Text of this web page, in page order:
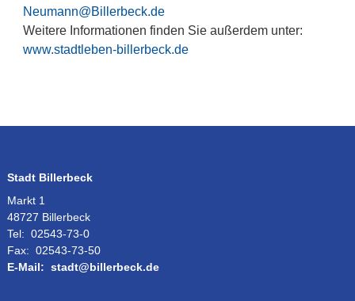
Neumann@Billerbeck.de
Weitere Informationen finden Sie außerdem unter:
www.stadtleben-billerbeck.de
Stadt Billerbeck
Markt 1
48727 Billerbeck
Tel: 02543-73-0
Fax: 02543-73-50
E-Mail: stadt@billerbeck.de